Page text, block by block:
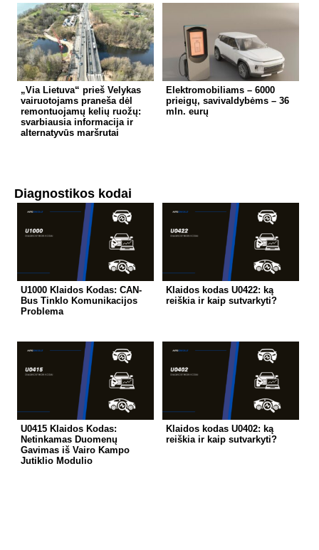
„Via Lietuva“ prieš Velykas
vairuotojams praneša dėl
remontuojamų kelių ruožų:
svarbiausia informacija ir
alternatyvūs maršrutai
Elektromobiliams – 6000
prieigų, savivaldybėms – 36
mln. eurų
Diagnostikos kodai
U1000 Klaidos Kodas: CAN-
Bus Tinklo Komunikacijos
Problema
Klaidos kodas U0422: ką
reiškia ir kaip sutvarkyti?
U0415 Klaidos Kodas:
Netinkamas Duomenų
Gavimas iš Vairo Kampo
Jutiklio Modulio
Klaidos kodas U0402: ką
reiškia ir kaip sutvarkyti?